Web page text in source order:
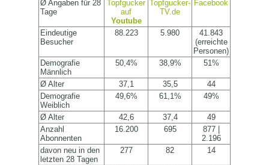
Ø Angaben für 28
Tage
Topfgucker
auf
Youtube
Topfgucker-
TV.de
Facebook
Eindeutige
Besucher
88.223 5.980
41.843
(erreichte
Personen)
Demografie
Männlich
50,4% 38,9% 51%
Ø Alter 37,1 35,5
44
Demografie
Weiblich
49,6% 61,1% 49%
Ø Alter 42,6 37,4
49
Anzahl
Abonnenten
16.200 695
877 |
2.196
davon neu in den
letzten 28 Tagen
277 82 14